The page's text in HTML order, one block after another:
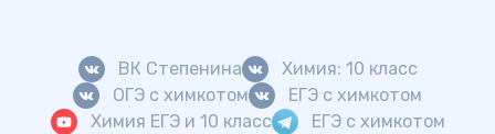
ВК Степенина
Химия: 10 класс
ОГЭ с химкотом
ЕГЭ с химкотом
Химия ЕГЭ и 10 класс
ЕГЭ с химкотом